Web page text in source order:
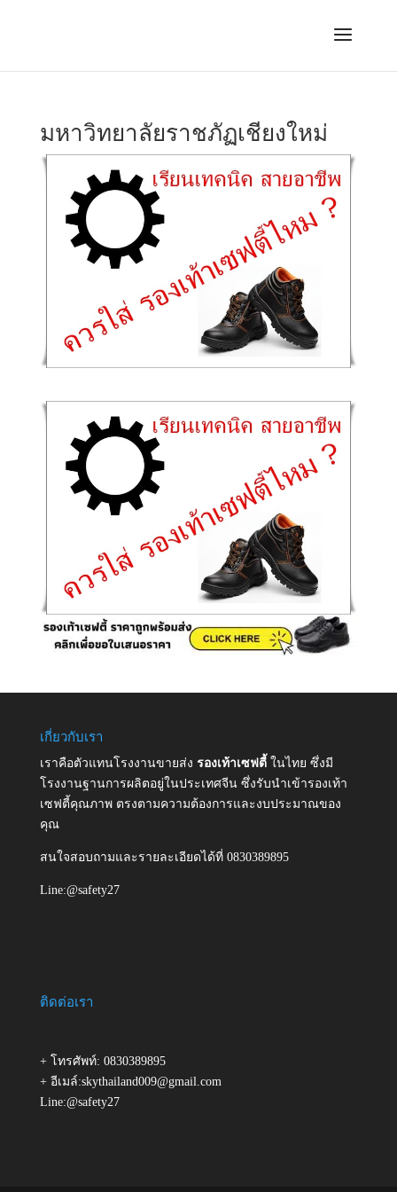
มหาวิทยาลัยราชภัฏเชียงใหม่
เกี่ยวกับเรา
เราคือตัวแทนโรงงานขายส่ง รองเท้าเซฟตี้ ในไทย ซึ่งมี
โรงงานฐานการผลิตอยู่ในประเทศจีน ซึ่งรับนำเข้ารองเท้า
เซฟตี้คุณภาพ ตรงตามความต้องการและงบประมาณของ
คุณ
สนใจสอบถามและรายละเอียดได้ที่ 0830389895
Line:@safety27
ติดต่อเรา
+ โทรศัพท์: 0830389895
+ อีเมล์:skythailand009@gmail.com
Line:@safety27